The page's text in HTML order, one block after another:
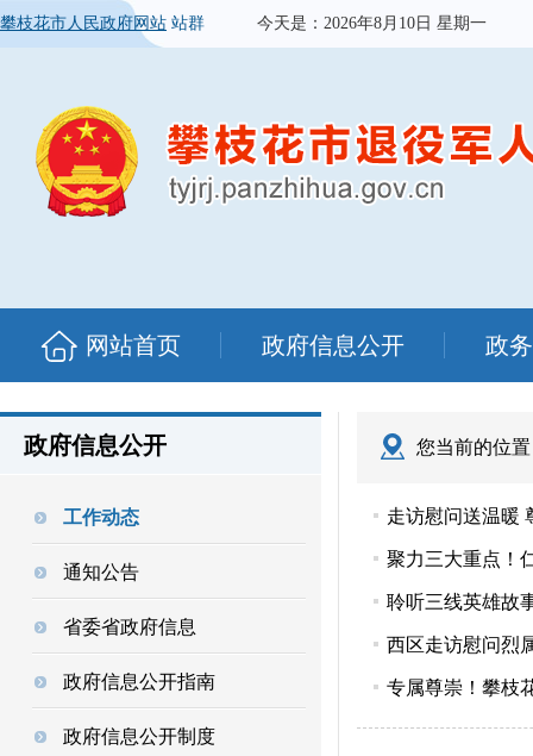
攀枝花市人民政府网站 站群 今天是： 2026年8月10日 星期一
网站首页 政府信息公开 政
政府信息公开
工作动态
通知公告
省委省政府信息
政府信息公开指南
政府信息公开制度
您当前的位
走访慰问送温暖
聚力三大重点！
聆听三线英雄故
西区走访慰问烈
专属尊崇！攀枝